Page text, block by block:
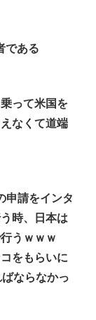
である
って米国を
なくて道端
申請をインタ
時、日本は
うｗｗｗ
をもらいに
ならなかっ